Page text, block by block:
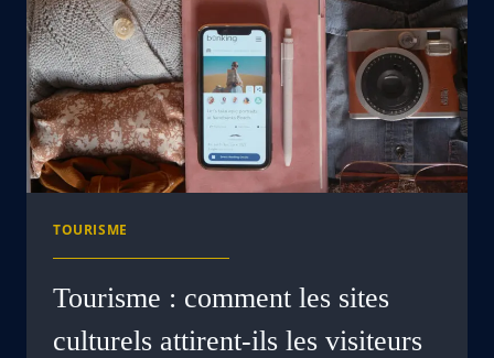
TOURISME
Tourisme : comment les sites
culturels attirent-ils les visiteurs